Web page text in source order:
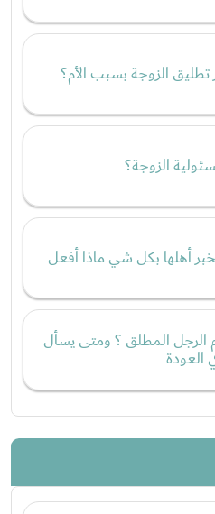
الزوجة بسبب الأم؟
الزوجة؟
أهلها بكل شي ماذا أفعل
الرجل المطلق ؟ ومتى يسأل
العودة